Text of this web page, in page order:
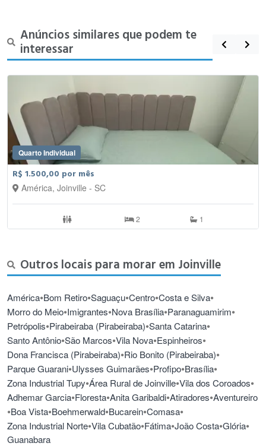
Anúncios similares que podem te
interessar
Quarto Individual
R$ 1.500,00 por mês
América, Joinville - SC
2 1
Outros locais para morar em Joinville
América•Bom Retiro•Saguaçu•Centro•Costa e Silva•
Morro do Meio•Imigrantes•Nova Brasília•Paranaguamirim•
Petrópolis•Pirabeiraba (Pirabeiraba)•Santa Catarina•
Santo Antônio•São Marcos•Vila Nova•Espinheiros•
Dona Francisca (Pirabeiraba)•Rio Bonito (Pirabeiraba)•
Parque Guarani•Ulysses Guimarães•Profipo•Brasília•
Zona Industrial Tupy•Área Rural de Joinville•Vila dos Coroados•
Adhemar Garcia•Floresta•Anita Garibaldi•Atiradores•Aventureiro
•Boa Vista•Boehmerwald•Bucarein•Comasa•
Zona Industrial Norte•Vila Cubatão•Fátima•João Costa•Glória•
Guanabara